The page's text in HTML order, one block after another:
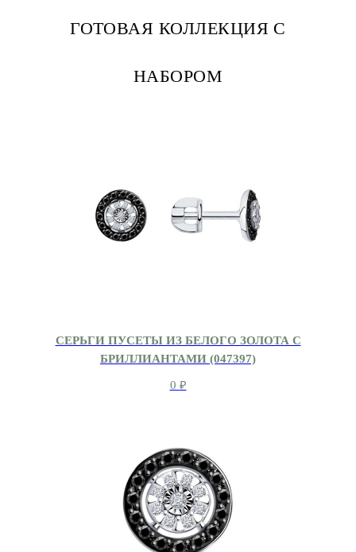
ГОТОВАЯ КОЛЛЕКЦИЯ С
НАБОРОМ
СЕРЬГИ ПУСЕТЫ ИЗ БЕЛОГО ЗОЛОТА С
БРИЛЛИАНТАМИ (047397)
0 ₽